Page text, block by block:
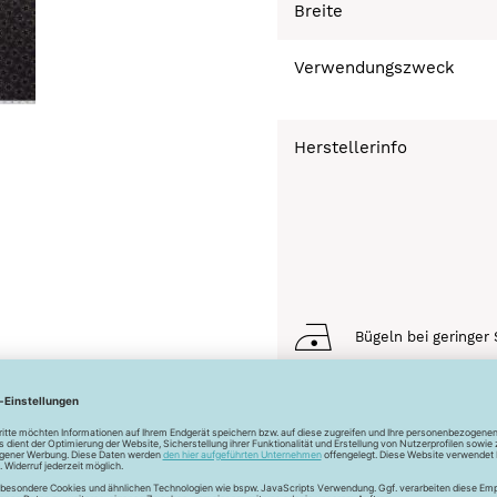
Breite
Verwendungszweck
Herstellerinfo
Bügeln bei geringer
Schonwaschgang